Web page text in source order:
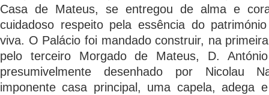
Casa de Mateus, se entregou de alma e
cuidadoso respeito pela essência do
viva. O Palácio foi mandado construir, na
pelo terceiro Morgado de Mateus, D.
presumivelmente desenhado por Nicolau
imponente casa principal, uma capela, adega